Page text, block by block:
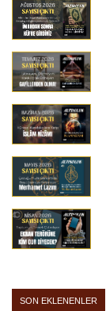
SON EKLENENLER